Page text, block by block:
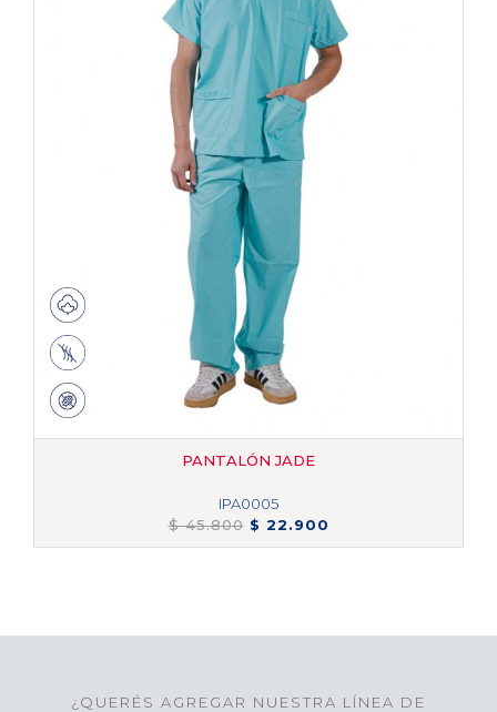
PANTALÓN JADE
IPA0005
$ 45.800$ 22.900
¿QUERÉS AGREGAR NUESTRA LÍNEA DE